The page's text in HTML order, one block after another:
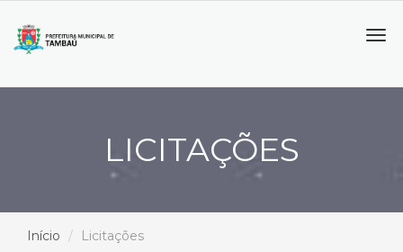
LICITAÇÕES
Início Licitações